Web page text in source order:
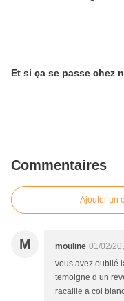
Et si ça se passe chez
Commentaires
Ajouter un
M mouline 01/02/
vous avez oublié
temoigne d un
racaille a col